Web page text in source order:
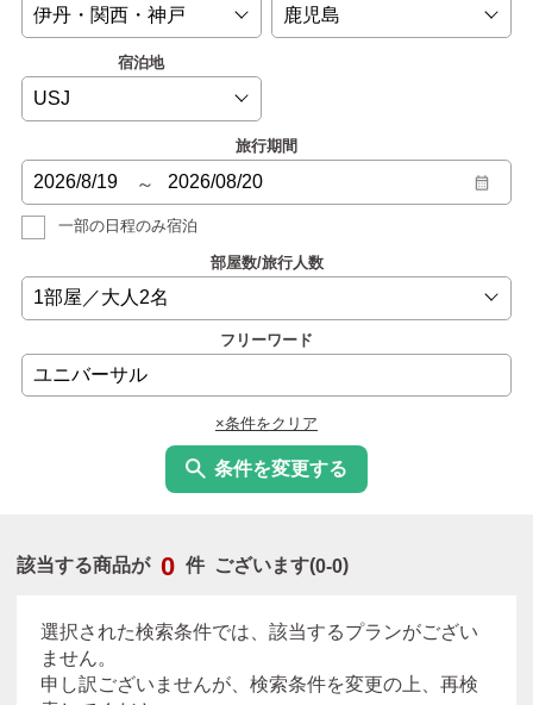
宿泊地
旅行期間
～
一部の日程のみ宿泊
部屋数/旅行人数
フリーワード
条件を変更する
×条件をクリア
該当する商品が 0 件 ございます(0-0)
選択された検索条件では、該当するプランがござい
ません。
申し訳ございませんが、検索条件を変更の上、再検